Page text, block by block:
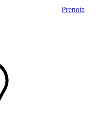
Prenota